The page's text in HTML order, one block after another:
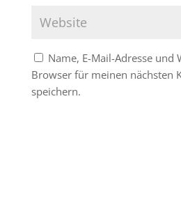
Name, E-Mail-Adresse und
Browser für meinen nächsten
speichern.